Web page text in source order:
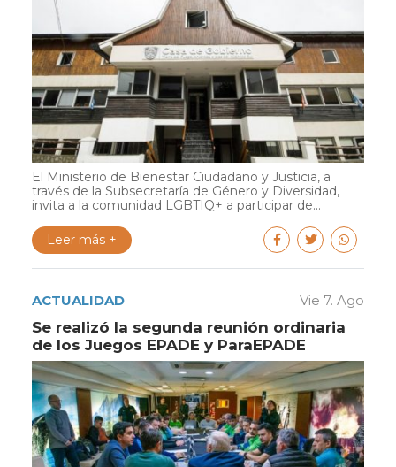
El Ministerio de Bienestar Ciudadano y Justicia, a
través de la Subsecretaría de Género y Diversidad,
invita a la comunidad LGBTIQ+ a participar de...
Leer más +
ACTUALIDAD Vie 7. Ago
Se realizó la segunda reunión ordinaria
de los Juegos EPADE y ParaEPADE